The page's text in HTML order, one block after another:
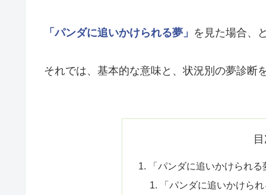
「パンダに追いかけられる夢」 を見た場合、
それでは、基本的な意味と、状況別の夢診断
「パンダに追いかけられ
「パンダに追いかけら